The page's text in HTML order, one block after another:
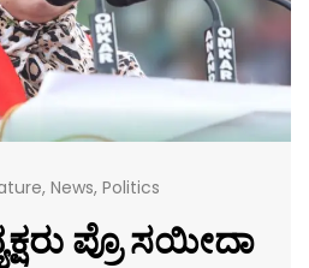
, News, Politics
ಪ್ರೊ ಸಯೀದಾ